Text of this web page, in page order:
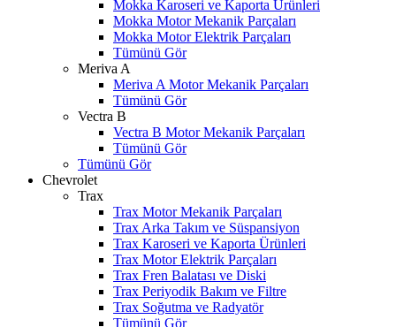
Mokka Karoseri ve Kaporta Ürünleri
Mokka Motor Mekanik Parçaları
Mokka Motor Elektrik Parçaları
Tümünü Gör
Meriva A
Meriva A Motor Mekanik Parçaları
Tümünü Gör
Vectra B
Vectra B Motor Mekanik Parçaları
Tümünü Gör
Tümünü Gör
Chevrolet
Trax
Trax Motor Mekanik Parçaları
Trax Arka Takım ve Süspansiyon
Trax Karoseri ve Kaporta Ürünleri
Trax Motor Elektrik Parçaları
Trax Fren Balatası ve Diski
Trax Periyodik Bakım ve Filtre
Trax Soğutma ve Radyatör
Tümünü Gör